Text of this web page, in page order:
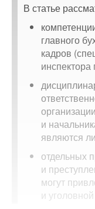
В статье
главного
кадров
и
являются
отдельных
и
могут
и